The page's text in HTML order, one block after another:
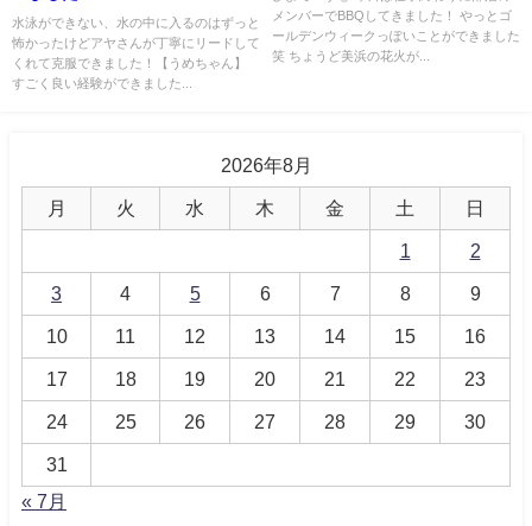
水泳ができない、水の中に入るのはずっと
怖かったけどアヤさんが丁寧にリードして
くれて克服できました！【うめちゃん】
すごく良い経験ができました...
メンバーでBBQしてきました！ やっとゴ
ールデンウィークっぽいことができました
笑 ちょうど美浜の花火が...
2026年8月
月 火 水 木 金 土 日
1 2
3 4 5 6 7 8 9
10 11 12 13 14 15 16
17 18 19 20 21 22 23
24 25 26 27 28 29 30
31
« 7月